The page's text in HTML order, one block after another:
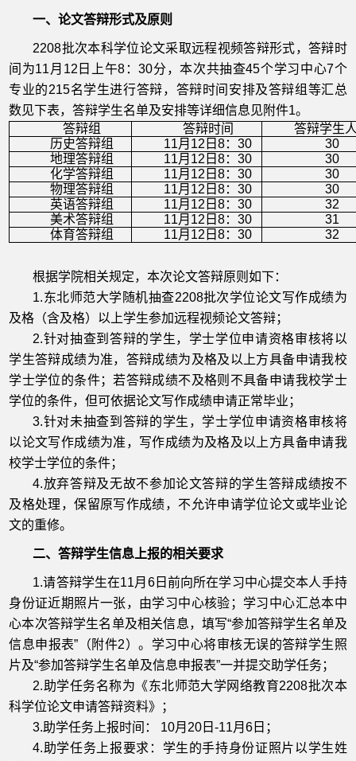
一、论文答辩形式及原则
2208批次本科学位论文采取远程视频答辩形式，答辩时
间为11月12日上午8：30分，本次共抽查45个学习中心7个
专业的215名学生进行答辩，答辩时间安排及答辩组等汇总
数见下表，答辩学生名单及安排等详细信息见附件1。
答辩组
答辩时间
答辩学生
历史答辩组
11月12日8：30
30
地理答辩组
11月12日8：30
30
化学答辩组
11月12日8：30
30
物理答辩组
11月12日8：30
30
英语答辩组
11月12日8：30
32
美术答辩组
11月12日8：30
31
体育答辩组
11月12日8：30 32
根据学院相关规定，本次论文答辩原则如下：
1.东北师范大学随机抽查2208批次学位论文写作成绩为
及格（含及格）以上学生参加远程视频论文答辩；
2.针对抽查到答辩的学生， 学士学位申请资格审核将以
学生答辩成绩为准，答辩成绩为及格及以上方具备申请我校
学士学位的条件；若答辩成绩不及格则不具备申请我校学士
学位的条件，但可依据论文写作成绩申请正常毕业；
3.针对未抽查到答辩的学生，学士学位申请资格审核将
以论文写作成绩为准，写作成绩为及格及以上方具备申请我
校学士学位的条件；
4.放弃答辩及无故不参加论文答辩的学生答辩成绩按不
及格处理，保留原写作成绩，不允许申请学位论文或毕业论
文的重修。
二、答辩学生信息上报的相关要求
1.请答辩学生在11月6日前向所在学习中心提交本人手持
身份证近期照片一张，由学习中心核验；学习中心汇总本中
心本次答辩学生名单及相关信息，填写“参加答辩学生名单及
信息申报表”（附件2）。学习中心将审核无误的答辩学生照
片及“参加答辩学生名单及信息申报表”一并提交助学任务；
2.助学任务名称为《东北师范大学网络教育2208批次本
科学位论文申请答辩资料》；
3.助学任务上报时间： 10月20日-11月6日；
4.助学任务上报要求：学生的手持身份证照片以学生姓